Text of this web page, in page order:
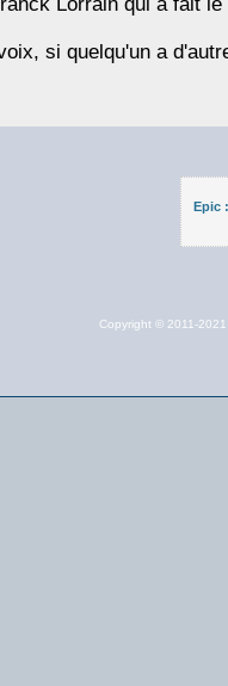
si quelqu'un a
Epic
Copyright © 2011-